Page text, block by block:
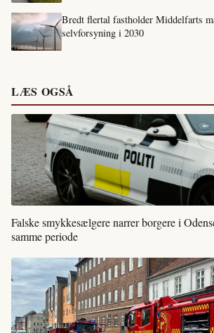
Bredt flertal fastholder Middelfarts
selvforsyning i 2030
LÆS OGSÅ
Falske smykkesælgere narrer borgere i
samme periode